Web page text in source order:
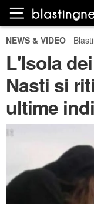
NEWS & VIDEO
L'Isola
Nasti si
ultime